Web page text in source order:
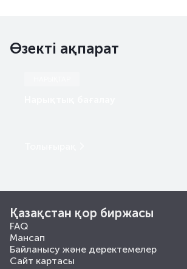
Өзекті ақпарат
Қазақстан қор биржасы
FAQ
Мансап
Байланысу және деректемелер
Сайт картасы